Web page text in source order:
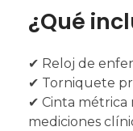
¿Qué
✔ Reloj de
✔ Torniquete
✔ Cinta métrica
mediciones